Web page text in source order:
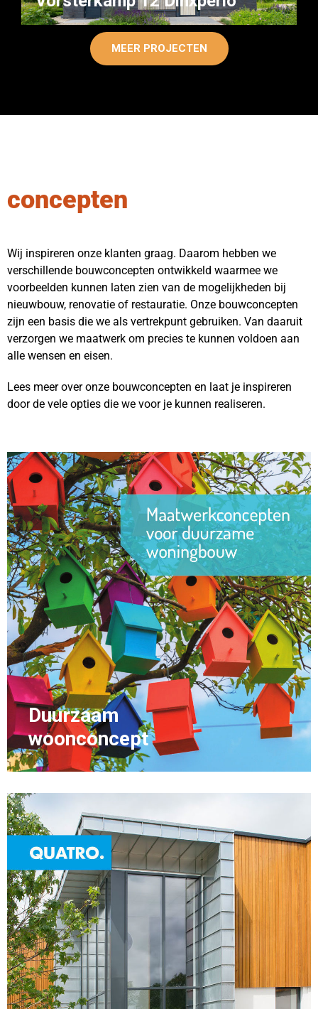
MEER PROJECTEN
concepten
Wij inspireren onze klanten graag. Daarom hebben we
verschillende bouwconcepten ontwikkeld waarmee we
voorbeelden kunnen laten zien van de mogelijkheden bij
nieuwbouw, renovatie of restauratie. Onze bouwconcepten
zijn een basis die we als vertrekpunt gebruiken. Van daaruit
verzorgen we maatwerk om precies te kunnen voldoen aan
alle wensen en eisen.
Lees meer over onze bouwconcepten en laat je inspireren
door de vele opties die we voor je kunnen realiseren.
Duurzaam
woonconcept